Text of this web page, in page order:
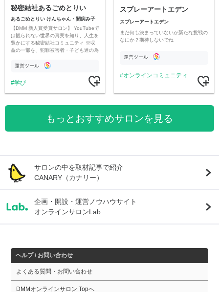
秘密結社あるごめとりい
あるごめとりい けんちゃん・闇病み子
【DMM 新人賞受賞サロン】 YouTubeで
は観られない世界の真実を知り、人生を
豊かにする秘密結社コミュニティ ※収
益の一部を、犯罪被害者・子ども達の為
す運営ツール
学び
スプレーアートエデン
スプレーアートエデン
まだ何も決まっていないが新たな挑戦の
なにか？期待しないでね
運営ツール
オンラインコミュニティ
もっとおすすめサロンを見る
サロンの中を取材記事で紹介
CANARY（カナリー）
企画・開設・運営ノウハウサイト
オンラインサロンLab.
ヘルプ / お問い合わせ
よくある質問・お問い合わせ
DMMオンラインサロン Topへ